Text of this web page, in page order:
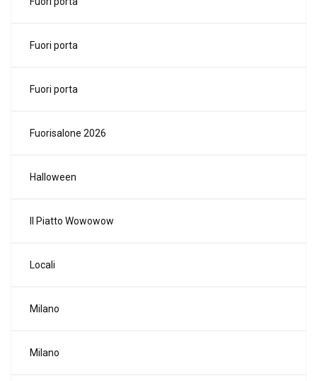
Fuori porta
Fuori porta
Fuorisalone 2026
Halloween
Il Piatto Wowowow
Locali
Milano
Milano